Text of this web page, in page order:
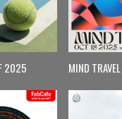
2025 MIND TRAVEL